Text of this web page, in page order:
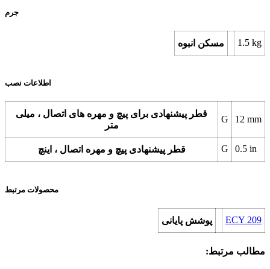
جرم
مسکن انبوه 1.5 kg
اطلاعات نصب
قطر پیشنهادی برای پیچ و مهره های اتصال ، میلی
متر
G 12 mm
قطر پیشنهادی پیچ و مهره اتصال ، اینچ G 0.5 in
محصولات مرتبط
پوشش پایانی ECY 209
مطالب مرتبط: